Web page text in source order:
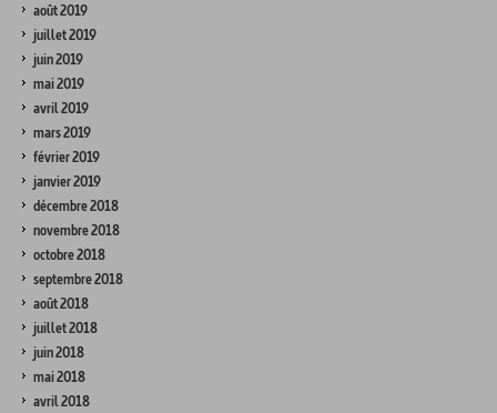
août 2019
juillet 2019
juin 2019
mai 2019
avril 2019
mars 2019
février 2019
janvier 2019
décembre 2018
novembre 2018
octobre 2018
septembre 2018
août 2018
juillet 2018
juin 2018
mai 2018
avril 2018